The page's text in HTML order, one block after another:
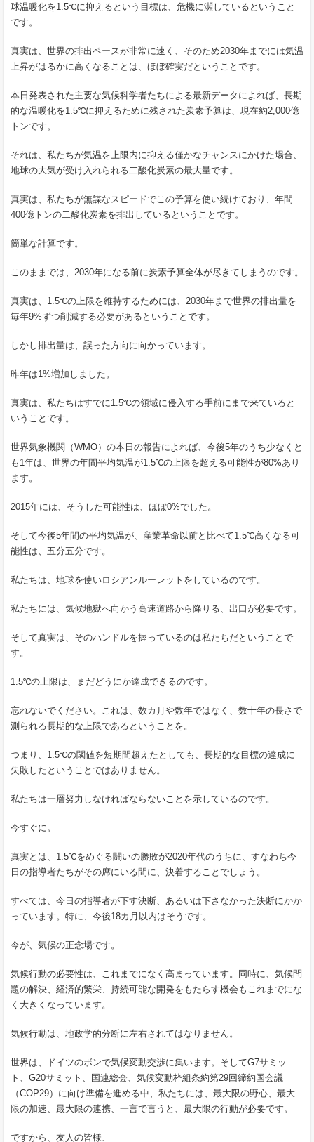
球温暖化を1.5℃に抑えるという目標は、危機に瀕しているということ
です。
真実は、世界の排出ペースが非常に速く、そのため2030年までには気温
上昇がはるかに高くなることは、ほぼ確実だということです。
本日発表された主要な気候科学者たちによる最新データによれば、長期
的な温暖化を1.5℃に抑えるために残された炭素予算は、現在約2,000億
トンです。
それは、私たちが気温を上限内に抑える僅かなチャンスにかけた場合、
地球の大気が受け入れられる二酸化炭素の最大量です。
真実は、私たちが無謀なスピードでこの予算を使い続けており、年間
400億トンの二酸化炭素を排出しているということです。
簡単な計算です。
このままでは、2030年になる前に炭素予算全体が尽きてしまうのです。
真実は、1.5℃の上限を維持するためには、2030年まで世界の排出量を
毎年9%ずつ削減する必要があるということです。
しかし排出量は、誤った方向に向かっています。
昨年は1%増加しました。
真実は、私たちはすでに1.5℃の領域に侵入する手前にまで来ていると
いうことです。
世界気象機関（WMO）の本日の報告によれば、今後5年のうち少なくと
も1年は、世界の年間平均気温が1.5℃の上限を超える可能性が80%あり
ます。
2015年には、そうした可能性は、ほぼ0%でした。
そして今後5年間の平均気温が、産業革命以前と比べて1.5℃高くなる可
能性は、五分五分です。
私たちは、地球を使いロシアンルーレットをしているのです。
私たちには、気候地獄へ向かう高速道路から降りる、出口が必要です。
そして真実は、そのハンドルを握っているのは私たちだということで
す。
1.5℃の上限は、まだどうにか達成できるのです。
忘れないでください。これは、数カ月や数年ではなく、数十年の長さで
測られる長期的な上限であるということを。
つまり、1.5℃の閾値を短期間超えたとしても、長期的な目標の達成に
失敗したということではありません。
私たちは一層努力しなければならないことを示しているのです。
今すぐに。
真実とは、1.5℃をめぐる闘いの勝敗が2020年代のうちに、すなわち今
日の指導者たちがその席にいる間に、決着することでしょう。
すべては、今日の指導者が下す決断、あるいは下さなかった決断にかか
っています。特に、今後18カ月以内はそうです。
今が、気候の正念場です。
気候行動の必要性は、これまでになく高まっています。同時に、気候問
題の解決、経済的繁栄、持続可能な開発をもたらす機会もこれまでにな
く大きくなっています。
気候行動は、地政学的分断に左右されてはなりません。
世界は、ドイツのボンで気候変動交渉に集います。そしてG7サミッ
ト、G20サミット、国連総会、気候変動枠組条約第29回締約国会議
（COP29）に向け準備を進める中、私たちには、最大限の野心、最大
限の加速、最大限の連携、一言で言うと、最大限の行動が必要です。
ですから、友人の皆様、